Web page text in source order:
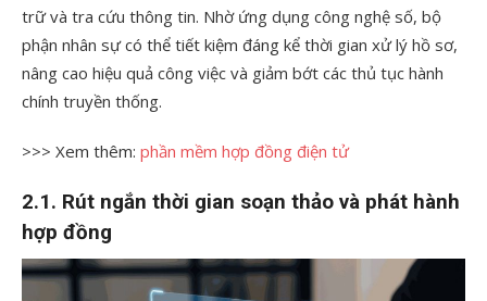
trữ và tra cứu thông tin. Nhờ ứng dụng công nghệ số, bộ
phận nhân sự có thể tiết kiệm đáng kể thời gian xử lý hồ sơ,
nâng cao hiệu quả công việc và giảm bớt các thủ tục hành
chính truyền thống.
>>> Xem thêm: phần mềm hợp đồng điện tử
2.1. Rút ngắn thời gian soạn thảo và phát hành
hợp đồng